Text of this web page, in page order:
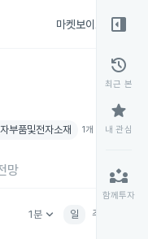
마켓보이스
부품및전자소재 1개 테마 더보기
망
1분keyboard_arrow_down 일 주
right_panel_open
history
최근 본
star
내 관심
partner_exchange
함께투자